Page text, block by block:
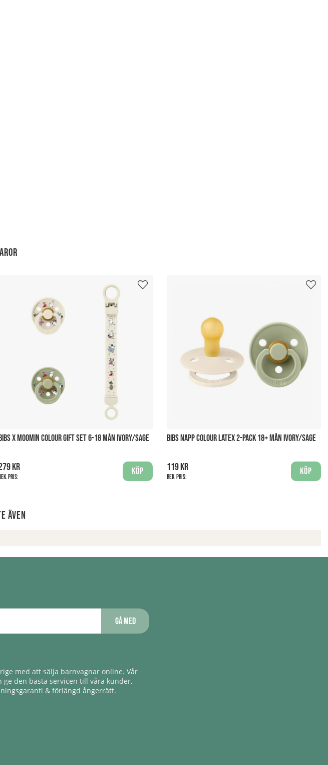
X MOOMIN COLOUR GIFT SET 6-18 MÅN IVORY/SAGE
kr
Rek. pris:
Köp
BIBS NAPP COLOUR LATEX 2-PACK 18+ MÅN IVORY/SAGE
119 kr
Rek. pris:
Köp
även
Gå med
med att sälja barnvagnar online. Vår
den bästa servicen till våra kunder,
& förlängd ångerrätt.